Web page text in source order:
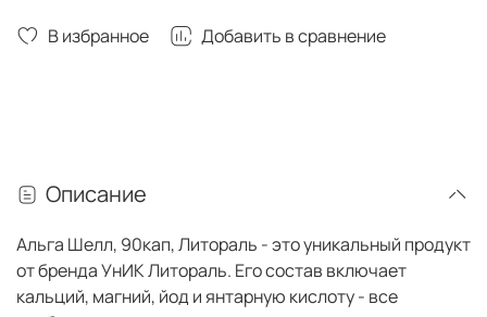
В избранное Добавить в сравнение
Описание
Альга Шелл, 90кап, Литораль - это уникальный продукт
от бренда УнИК Литораль. Его состав включает
кальций, магний, йод и янтарную кислоту - все